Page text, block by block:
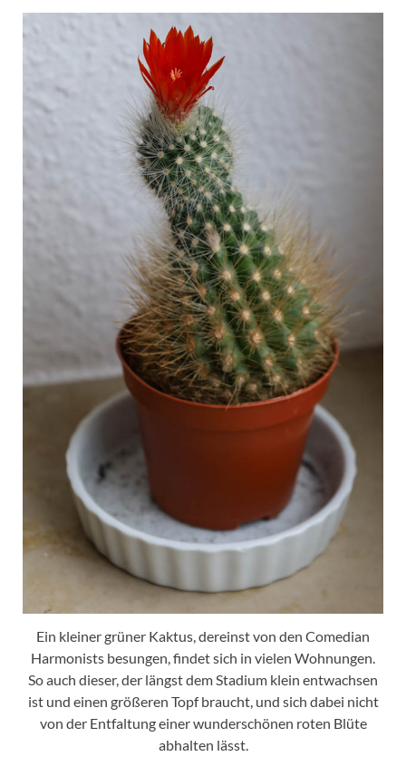
Ein kleiner grüner Kaktus, dereinst von den Comedian
Harmonists besungen, findet sich in vielen Wohnungen.
So auch dieser, der längst dem Stadium klein entwachsen
ist und einen größeren Topf braucht, und sich dabei nicht
von der Entfaltung einer wunderschönen roten Blüte
abhalten lässt.